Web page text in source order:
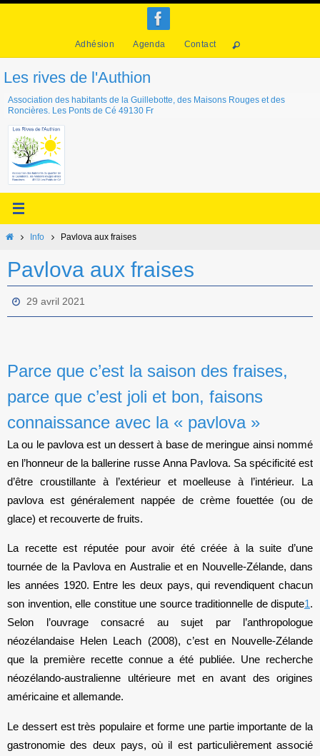
Adhésion Agenda Contact
Les rives de l'Authion
Association des habitants de la Guillebotte, des Maisons Rouges et des
Roncières. Les Ponts de Cé 49130 Fr
HomeInfo Pavlova aux fraises
Pavlova aux fraises
29 avril 2021
Parce que c’est la saison des fraises,
parce que c’est joli et bon, faisons
connaissance avec la « pavlova »
La ou le pavlova est un dessert à base de meringue ainsi nommé
en l’honneur de la ballerine russe Anna Pavlova. Sa spécificité est
d’être croustillante à l’extérieur et moelleuse à l’intérieur. La
pavlova est généralement nappée de crème fouettée (ou de
glace) et recouverte de fruits.
La recette est réputée pour avoir été créée à la suite d’une
tournée de la Pavlova en Australie et en Nouvelle-Zélande, dans
les années 1920. Entre les deux pays, qui revendiquent chacun
son invention, elle constitue une source traditionnelle de dispute1.
Selon l’ouvrage consacré au sujet par l’anthropologue
néozélandaise Helen Leach (2008), c’est en Nouvelle-Zélande
que la première recette connue a été publiée. Une recherche
néozélando-australienne ultérieure met en avant des origines
américaine et allemande.
Le dessert est très populaire et forme une partie importante de la
gastronomie des deux pays, où il est particulièrement associé